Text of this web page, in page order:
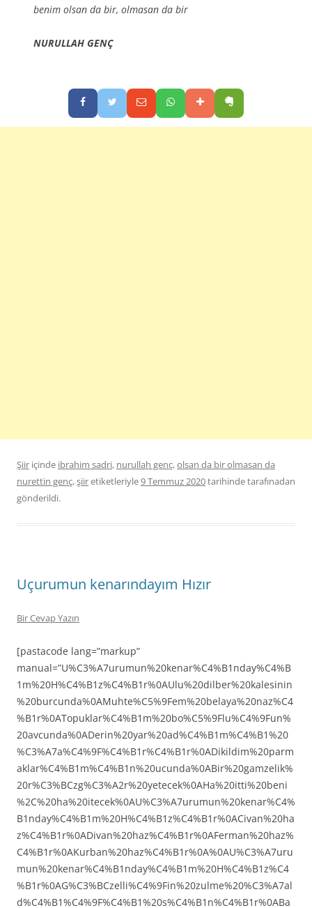
benim olsan da bir, olmasan da bir
NURULLAH GENÇ
Şiir içinde ibrahim sadri, nurullah genç,olsan da bir olmasan da
nurettin genç,şiiretiketleriyle9 Temmuz 2020tarihindetarafınadan
gönderildi.
Uçurumun kenarındayım Hızır
Bir Cevap Yazın
[pastacode lang=”markup”
manual=”U%C3%A7urumun%20kenar%C4%B1nday%C4%B
1m%20H%C4%B1z%C4%B1r%0AUlu%20dilber%20kalesinin
%20burcunda%0AMuhte%C5%9Fem%20belaya%20naz%C4
%B1r%0ATopuklar%C4%B1m%20bo%C5%9Flu%C4%9Fun%
20avcunda%0ADerin%20yar%20ad%C4%B1m%C4%B1%20
%C3%A7a%C4%9F%C4%B1r%C4%B1r%0ADikildim%20parm
aklar%C4%B1m%C4%B1n%20ucunda%0ABir%20gamzelik%
20r%C3%BCzg%C3%A2r%20yetecek%0AHa%20itti%20beni
%2C%20ha%20itecek%0AU%C3%A7urumun%20kenar%C4%
B1nday%C4%B1m%20H%C4%B1z%C4%B1r%0ACivan%20ha
z%C4%B1r%0ADivan%20haz%C4%B1r%0AFerman%20haz%
C4%B1r%0AKurban%20haz%C4%B1r%0A%0AU%C3%A7uru
mun%20kenar%C4%B1nday%C4%B1m%20H%C4%B1z%C4
%B1r%0AG%C3%BCzelli%C4%9Fin%20zulme%20%C3%A7al
d%C4%B1%C4%9F%C4%B1%20s%C4%B1n%C4%B1r%0ABa